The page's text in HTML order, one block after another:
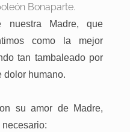
Bonaparte.
nuestra Madre, que
como la mejor
tan tambaleado por
dolor humano.
su amor de Madre,